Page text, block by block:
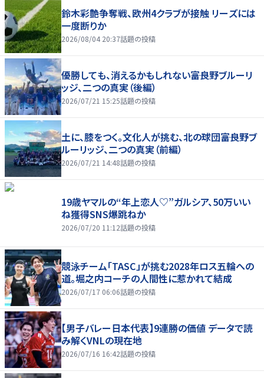
鈴木彩艶争奪戦、欧州4クラブが接触 リーズには
一度断りか
2026/08/04 20:37話題の投稿
優勝しても、消えるかもしれない――富良野ブルーリ
ッジ、二つの真実（後編）
2026/07/21 15:25話題の投稿
土に、膝をつく。文化人が挑む、北の球団――富良野ブ
ルーリッジ、二つの真実（前編）
2026/07/21 14:48話題の投稿
19歳ヤマルの“年上恋人♡”ガルシア、50万いい
ね獲得SNS爆跳ねか
2026/07/20 11:12話題の投稿
競泳チーム「TASC」が挑む2028年ロス五輪への
道。堀之内コーチの人間性に惹かれて結成
2026/07/17 06:06話題の投稿
【男子バレー日本代表】9連勝の価値 データで読
み解くVNLの現在地
2026/07/16 16:42話題の投稿